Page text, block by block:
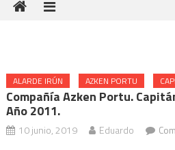
ALARDE IRÚN AZKEN PORTU
Compañía Azken Portu.
Año 2011.
10 junio, 2019 Eduardo